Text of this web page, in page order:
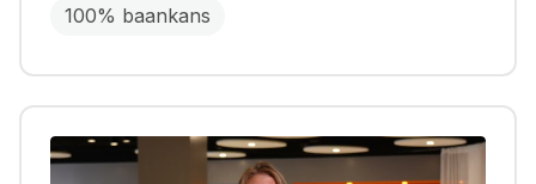
100% baankans